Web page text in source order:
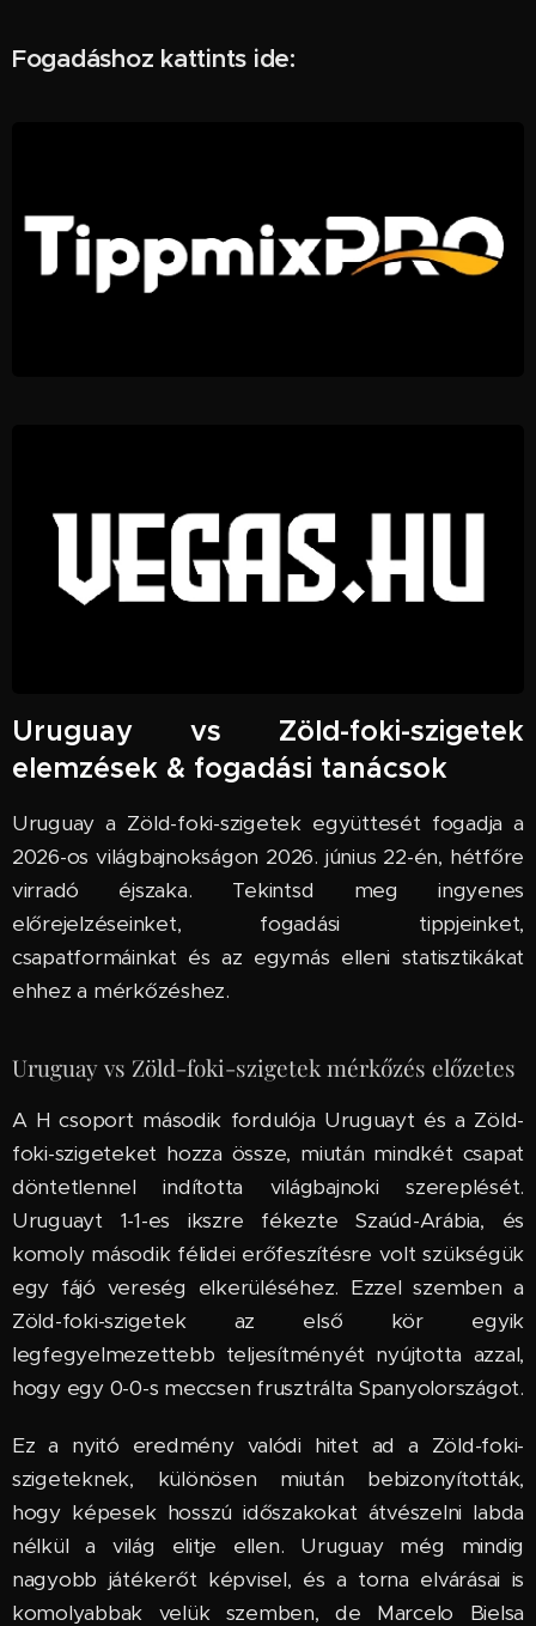
Fogadáshoz kattints ide:
Uruguay vs Zöld-foki-szigetek
elemzések & fogadási tanácsok
Uruguay a Zöld-foki-szigetek együttesét fogadja a
2026-os világbajnokságon 2026. június 22-én, hétfőre
virradó éjszaka. Tekintsd meg ingyenes
előrejelzéseinket, fogadási tippjeinket,
csapatformáinkat és az egymás elleni statisztikákat
ehhez a mérkőzéshez.
Uruguay vs Zöld-foki-szigetek mérkőzés előzetes
A H csoport második fordulója Uruguayt és a Zöld-
foki-szigeteket hozza össze, miután mindkét csapat
döntetlennel indította világbajnoki szereplését.
Uruguayt 1-1-es ikszre fékezte Szaúd-Arábia, és
komoly második félidei erőfeszítésre volt szükségük
egy fájó vereség elkerüléséhez. Ezzel szemben a
Zöld-foki-szigetek az első kör egyik
legfegyelmezettebb teljesítményét nyújtotta azzal,
hogy egy 0-0-s meccsen frusztrálta Spanyolországot.
Ez a nyitó eredmény valódi hitet ad a Zöld-foki-
szigeteknek, különösen miután bebizonyították,
hogy képesek hosszú időszakokat átvészelni labda
nélkül a világ elitje ellen. Uruguay még mindig
nagyobb játékerőt képvisel, és a torna elvárásai is
komolyabbak velük szemben, de Marcelo Bielsa